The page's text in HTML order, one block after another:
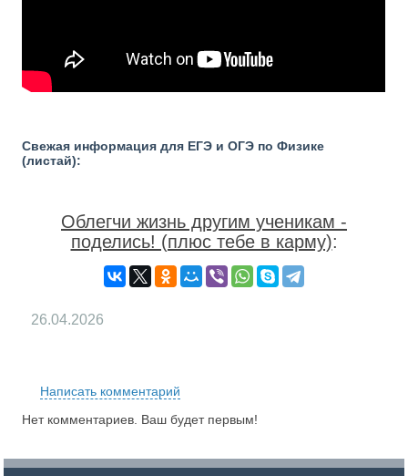
Свежая информация для ЕГЭ и ОГЭ по Физике
(листай):
Облегчи жизнь другим ученикам -
поделись! (плюс тебе в карму):
26.04.2026
Написать комментарий
Нет комментариев. Ваш будет первым!